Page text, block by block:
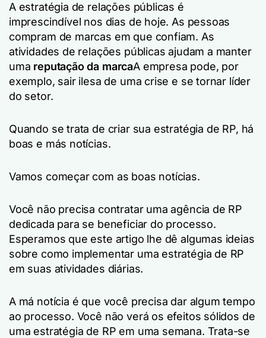
A estratégia de relações públicas é
imprescindível nos dias de hoje. As pessoas
compram de marcas em que confiam. As
atividades de relações públicas ajudam a manter
uma reputação da marcaA empresa pode, por
exemplo, sair ilesa de uma crise e se tornar líder
do setor.
Quando se trata de criar sua estratégia de RP, há
boas e más notícias.
Vamos começar com as boas notícias.
Você não precisa contratar uma agência de RP
dedicada para se beneficiar do processo.
Esperamos que este artigo lhe dê algumas ideias
sobre como implementar uma estratégia de RP
em suas atividades diárias.
A má notícia é que você precisa dar algum tempo
ao processo. Você não verá os efeitos sólidos de
uma estratégia de RP em uma semana. Trata-se